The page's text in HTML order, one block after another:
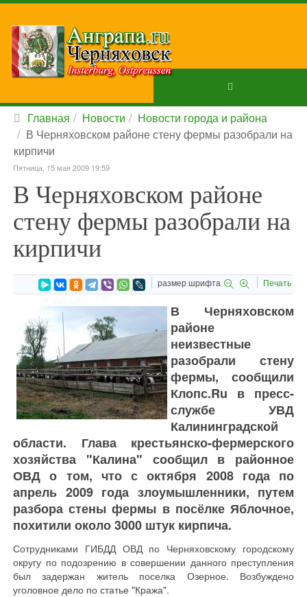
Главная Новости
Новости города и района
В Черняховском районе стену фермы разобрали на
кирпичи
Пятница, 15 мая 2009 19:59
В Черняховском районе
стену фермы разобрали на
кирпичи
размер шрифта Печать
В Черняховском
районе
неизвестные
разобрали стену
фермы, сообщили
Клопс.Ru в пресс-
службе УВД
Калининградской
области. Глава крестьянско-фермерского
хозяйства "Калина" сообщил в районное
ОВД о том, что с октября 2008 года по
апрель 2009 года злоумышленники, путем
разбора стены фермы в посёлке Яблочное,
похитили около 3000 штук кирпича.
Сотрудниками ГИБДД ОВД по Черняховскому городскому
округу по подозрению в совершении данного преступления
был задержан житель поселка Озерное. Возбуждено
уголовное дело по статье "Кража".